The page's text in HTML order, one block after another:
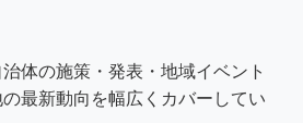
体の施策・発表・地域イベント
最新動向を幅広くカバーしてい